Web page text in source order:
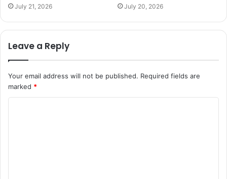
July 21, 2026 July 20, 2026
Leave a Reply
Your email address will not be published. Required fields are
marked *